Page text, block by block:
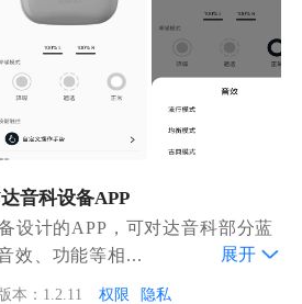
音科设备APP
设计的APP，可对达音科部分蓝
效、功能等相...
展开
版本：1.2.11 权限
隐私